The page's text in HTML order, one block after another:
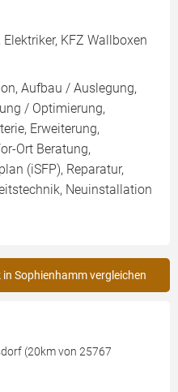
KFZ Wallboxen
Aufbau / Auslegung,
/ Optimierung,
Erweiterung,
Ort Beratung,
(iSFP), Reparatur,
Neuinstallation
Sophienhamm vergleichen
(20km von 25767